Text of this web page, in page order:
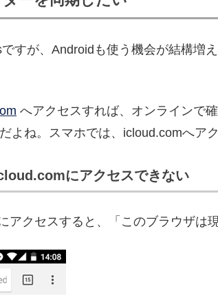
すが、Androidも使う機会が結構増
へアクセスすれば、オンラインで
よね。スマホでは、icloud.comへア
にアクセスできない
アクセスすると、「このブラウザは